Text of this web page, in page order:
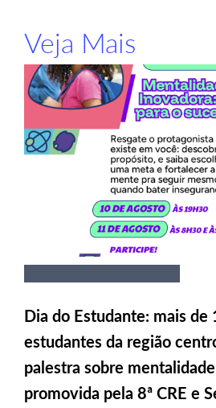
Veja Mais
Dia do Estudante: mais de
estudantes da região
palestra sobre
promovida pela 8ª CRE e